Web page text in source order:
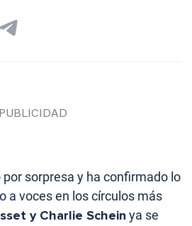
sorpresa y ha confirmado lo
a voces en los círculos más
y Charlie Schein ya se